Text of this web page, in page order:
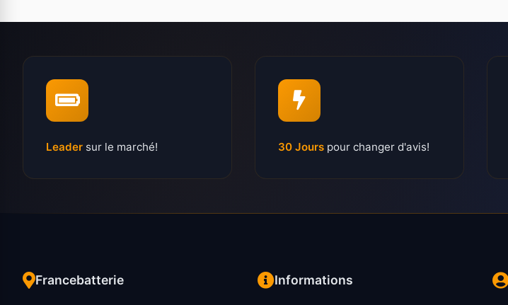
Leader sur le marché! 30 Jours pour changer d'avis!
Francebatterie Informations